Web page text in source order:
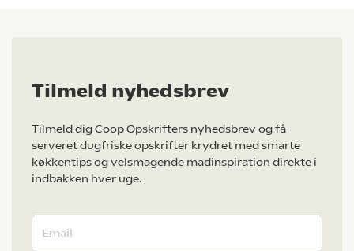
Tilmeld nyhedsbrev
Tilmeld dig Coop Opskrifters nyhedsbrev og få
serveret dugfriske opskrifter krydret med smarte
køkkentips og velsmagende madinspiration direkte i
indbakken hver uge.